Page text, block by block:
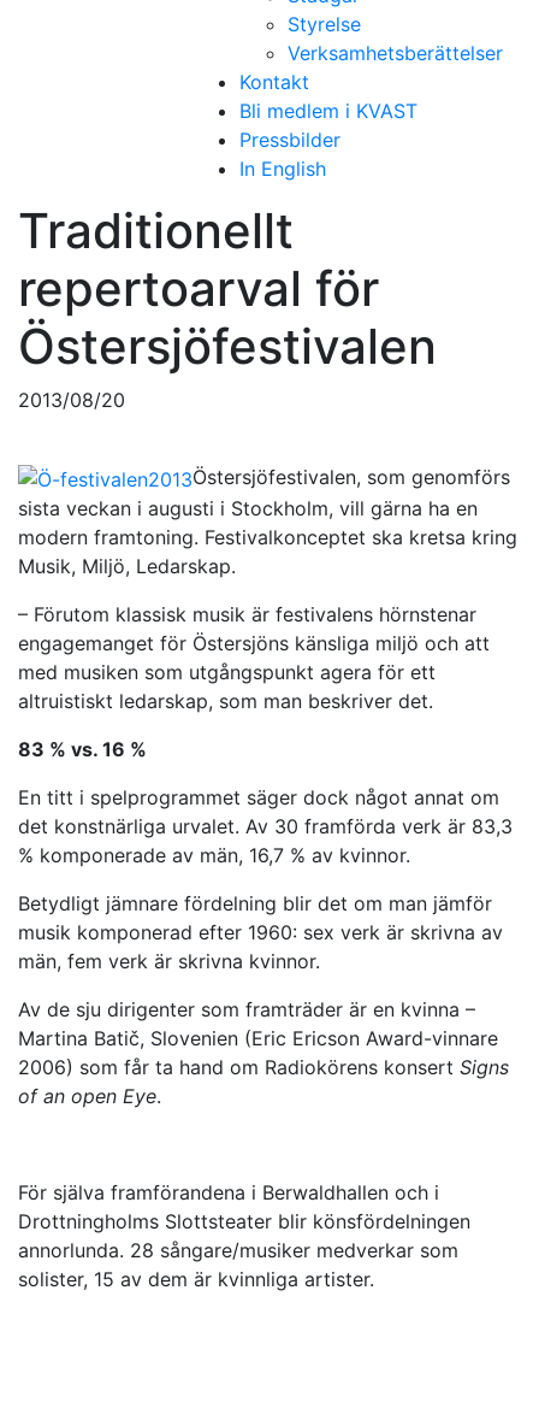
Styrelse
Verksamhetsberättelser
Kontakt
Bli medlem i KVAST
Pressbilder
In English
Traditionellt
repertoarval för
Östersjöfestivalen
2013/08/20
Östersjöfestivalen, som genomförs
sista veckan i augusti i Stockholm, vill gärna ha en
modern framtoning. Festivalkonceptet ska kretsa kring
Musik, Miljö, Ledarskap.
– Förutom klassisk musik är festivalens hörnstenar
engagemanget för Östersjöns känsliga miljö och att
med musiken som utgångspunkt agera för ett
altruistiskt ledarskap, som man beskriver det.
83 % vs. 16 %
En titt i spelprogrammet säger dock något annat om
det konstnärliga urvalet. Av 30 framförda verk är 83,3
% komponerade av män, 16,7 % av kvinnor.
Betydligt jämnare fördelning blir det om man jämför
musik komponerad efter 1960: sex verk är skrivna av
män, fem verk är skrivna kvinnor.
Av de sju dirigenter som framträder är en kvinna –
Martina Batič, Slovenien (Eric Ericson Award-vinnare
2006) som får ta hand om Radiokörens konsert Signs
of an open Eye.
För själva framförandena i Berwaldhallen och i
Drottningholms Slottsteater blir könsfördelningen
annorlunda. 28 sångare/musiker medverkar som
solister, 15 av dem är kvinnliga artister.